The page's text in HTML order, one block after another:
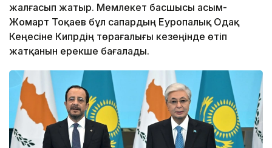
жалғасып жатыр. Мемлекет басшысы Қасым-
Жомарт Тоқаев бұл сапардың Еуропалық Одақ
Кеңесіне Кипрдің төрағалығы кезеңінде өтіп
жатқанын ерекше бағалады.